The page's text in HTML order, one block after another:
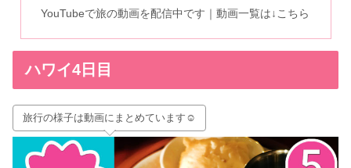
YouTubeで旅の動画を配信中です｜動画一覧は↓こちら
ハワイ4日目
旅行の様子は動画にまとめています☺